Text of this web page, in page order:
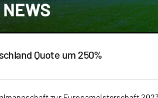
Quote um 250%